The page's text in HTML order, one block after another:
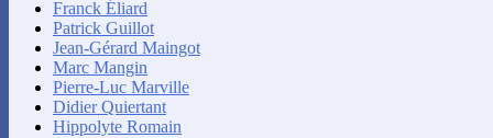
Franck Éliard
Patrick Guillot
Jean-Gérard Maingot
Marc Mangin
Pierre-Luc Marville
Didier Quiertant
Hippolyte Romain